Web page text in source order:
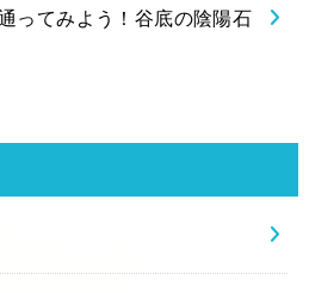
ってみよう！谷底の陰陽石